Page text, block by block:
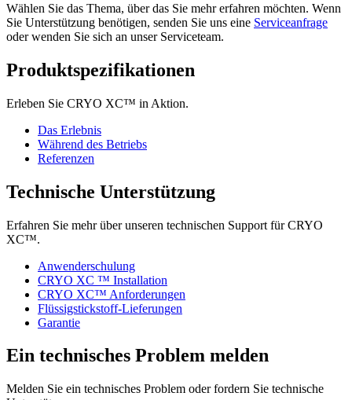
Wählen Sie das Thema, über das Sie mehr erfahren möchten. Wenn
Sie Unterstützung benötigen, senden Sie uns eine Serviceanfrage
oder wenden Sie sich an unser Serviceteam.
Produktspezifikationen
Erleben Sie CRYO XC™ in Aktion.
Das Erlebnis
Während des Betriebs
Referenzen
Technische Unterstützung
Erfahren Sie mehr über unseren technischen Support für CRYO
XC™.
Anwenderschulung
CRYO XC ™ Installation
CRYO XC™ Anforderungen
Flüssigstickstoff-Lieferungen
Garantie
Ein technisches Problem melden
Melden Sie ein technisches Problem oder fordern Sie technische